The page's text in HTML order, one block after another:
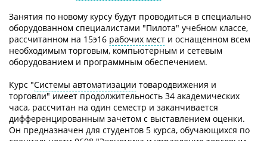
Занятия по новому курсу будут проводиться в специально
оборудованном специалистами "Пилота" учебном классе,
рассчитанном на 15э16 рабочих мест и оснащенном всем
необходимым торговым, компьютерным и сетевым
оборудованием и программным обеспечением.
Курс "Системы автоматизации товародвижения и
торговли" имеет продолжительность 34 академических
часа, рассчитан на один семестр и заканчивается
дифференцированным зачетом с выставлением оценки.
Он предназначен для студентов 5 курса, обучающихся по